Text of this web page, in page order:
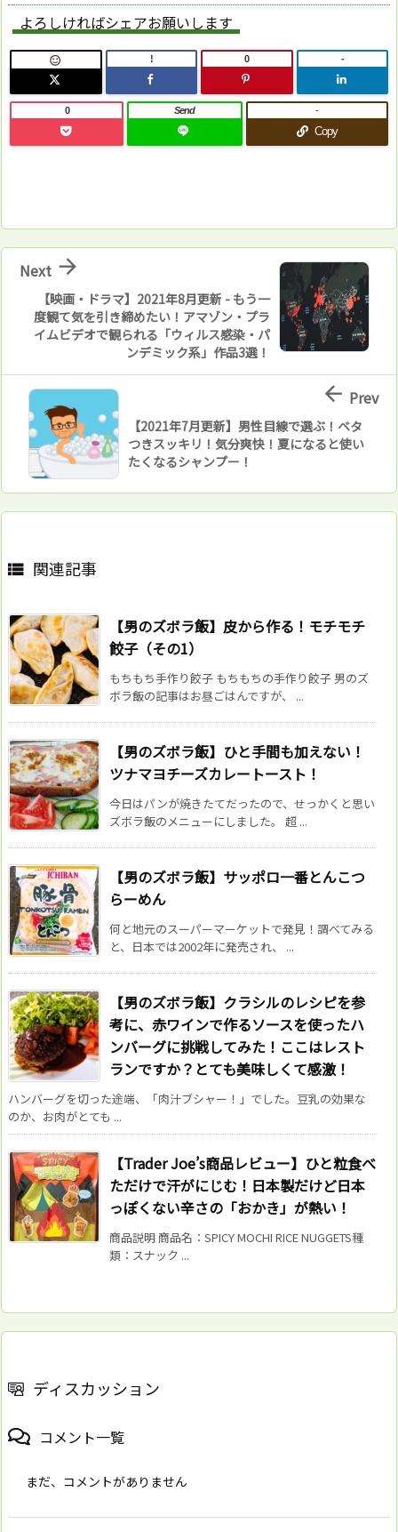
よろしければシェアお願いします
 ! 0 -
0 Send
Copy
-
【映画・ドラマ】2021年8月更新 - もう一
度観て気を引き締めたい！アマゾン・プラ
イムビデオで観られる「ウィルス感染・パ
ンデミック系」作品3選！

Next
【2021年7月更新】男性目線で選ぶ！ベタ
つきスッキリ！気分爽快！夏になると使い
たくなるシャンプー！
 Prev
 関連記事
【男のズボラ飯】皮から作る！モチモチ
餃子（その1）
もちもち手作り餃子 もちもちの手作り餃子 男のズ
ボラ飯の記事はお昼ごはんですが、 ...
【男のズボラ飯】ひと手間も加えない！
ツナマヨチーズカレートースト！
今日はパンが焼きたてだったので、せっかくと思い
ズボラ飯のメニューにしました。 超 ...
【男のズボラ飯】サッポロ一番とんこつ
らーめん
何と地元のスーパーマーケットで発見！調べてみる
と、日本では2002年に発売され、 ...
【男のズボラ飯】クラシルのレシピを参
考に、赤ワインで作るソースを使ったハ
ンバーグに挑戦してみた！ここはレスト
ランですか？とても美味しくて感激！
ハンバーグを切った途端、「肉汁ブシャー！」でした。豆乳の効果な
のか、お肉がとても ...
【Trader Joe’s商品レビュー】ひと粒食べ
ただけで汗がにじむ！日本製だけど日本
っぽくない辛さの「おかき」が熱い！
商品説明 商品名：SPICY MOCHI RICE NUGGETS種
類：スナック ...
ディスカッション
コメント一覧
まだ、コメントがありません